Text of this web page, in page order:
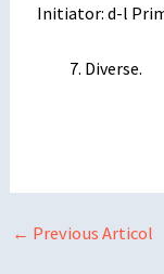
Initiator: d-l
7. Diverse.
← Previous Articol